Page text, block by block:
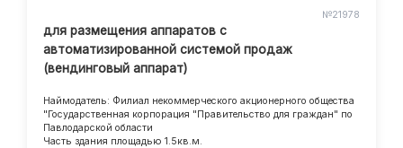
№21978
для размещения аппаратов с
автоматизированной системой продаж
(вендинговый аппарат)
Наймодатель: Филиал некоммерческого акционерного общества
"Государственная корпорация "Правительство для граждан" по
Павлодарской области
Часть здания площадью 1.5кв.м.